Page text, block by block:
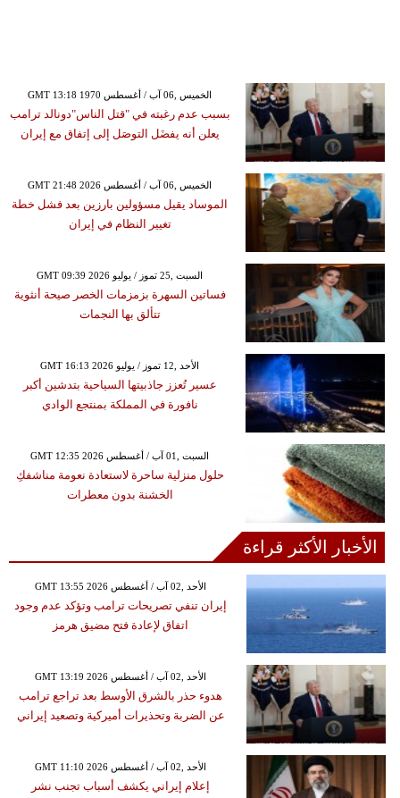
GMT 13:18 1970 الخميس ,06 آب / أغسطس
بسبب عدم رغبته في "قتل الناس"دونالد ترامب
يعلن أنه يفضَل التوصَل إلى إتفاق مع إيران
GMT 21:48 2026 الخميس ,06 آب / أغسطس
الموساد يقيل مسؤولين بارزين بعد فشل خطة
تغيير النظام في إيران
GMT 09:39 2026 السبت ,25 تموز / يوليو
فساتين السهرة بزمزمات الخصر صيحة أنثوية
تتألق بها النجمات
GMT 16:13 2026 الأحد ,12 تموز / يوليو
عسير تُعزز جاذبيتها السياحية بتدشين أكبر
نافورة في المملكة بمنتجع الوادي
GMT 12:35 2026 السبت ,01 آب / أغسطس
حلول منزلية ساحرة لاستعادة نعومة مناشفكِ
الخشنة بدون معطرات
الأخبار الأكثر قراءة
GMT 13:55 2026 الأحد ,02 آب / أغسطس
إيران تنفي تصريحات ترامب وتؤكد عدم وجود
اتفاق لإعادة فتح مضيق هرمز
GMT 13:19 2026 الأحد ,02 آب / أغسطس
هدوء حذر بالشرق الأوسط بعد تراجع ترامب
عن الضربة وتحذيرات أميركية وتصعيد إيراني
GMT 11:10 2026 الأحد ,02 آب / أغسطس
إعلام إيراني يكشف أسباب تجنب نشر